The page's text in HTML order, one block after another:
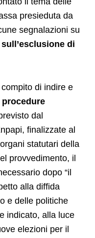
presieduta da
segnalazioni su
di
di indire e
procedure
dal
finalizzate al
statutari della
provvedimento, il
dopo “il
alla diffida
e delle politiche
indicato, alla luce
elezioni per il